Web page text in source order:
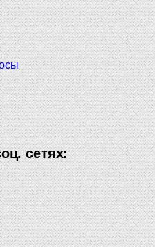
сетях: